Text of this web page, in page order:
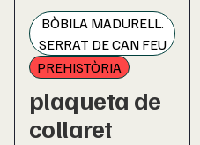
BÒBILA MADURELL.
SERRAT DE CAN FEU
PREHISTÒRIA
plaqueta de
collaret